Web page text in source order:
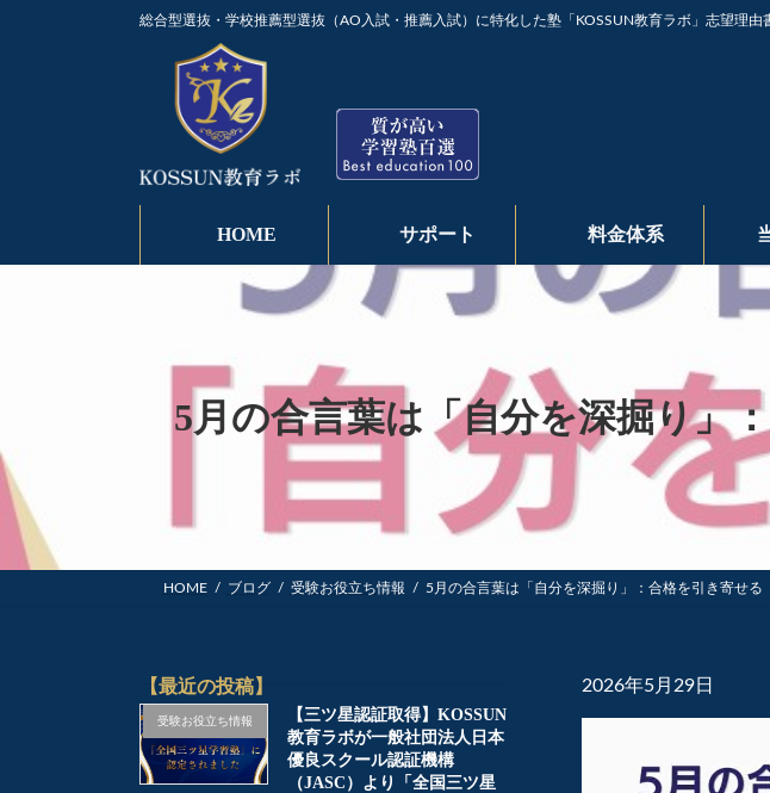
総合型選抜・学校推薦型選抜（AO入試・推薦入試）に特化した塾「KOSSUN教育ラボ」志望理
HOME サポート 料金体系
5月の合言葉は「自分を深掘り」
HOME ブログ 受験お役立ち情報 5月の合言葉は「自分を深掘り」：合格を引き寄せる
2026年5月29日
【最近の投稿】
受験お役立ち情報
【三ツ星認証取得】KOSSUN
教育ラボが一般社団法人日本
優良スクール認証機構
（JASC）より「全国三ツ星